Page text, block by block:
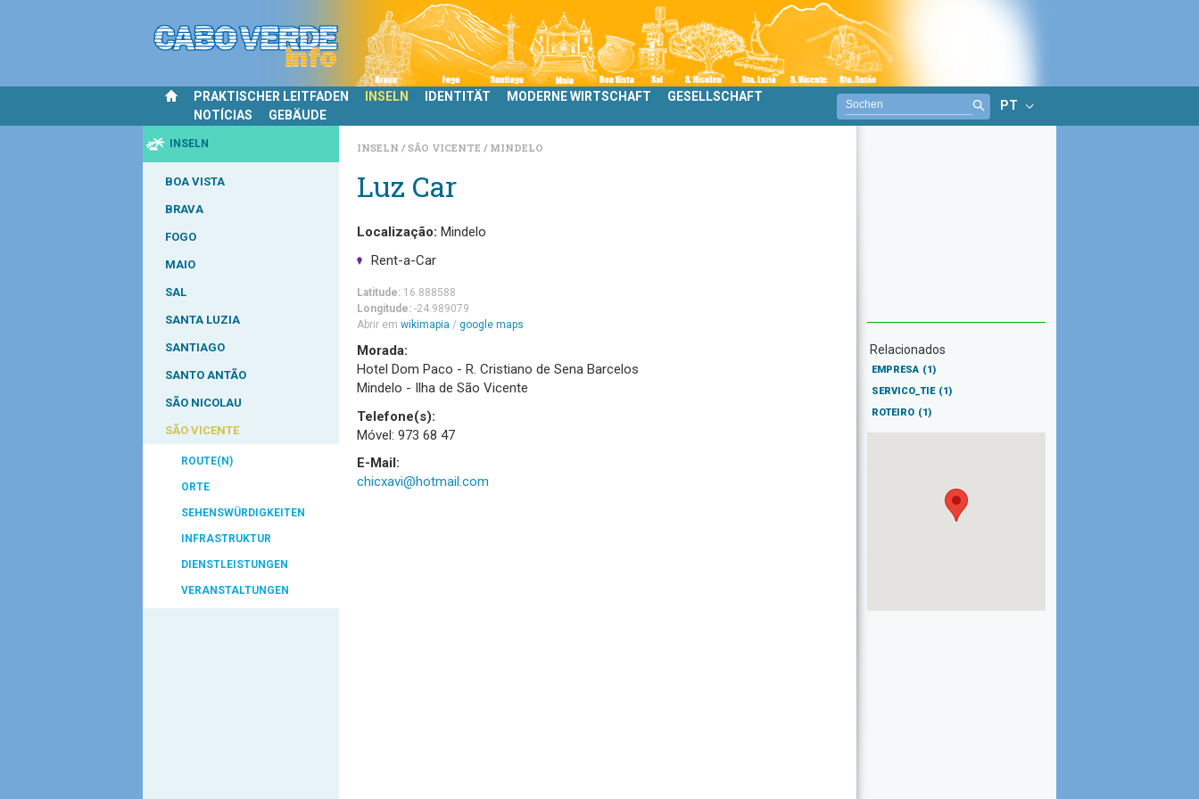
PRAKTISCHER LEITFADEN INSELN IDENTITÄT MODERNE WIRTSCHAFT
GESELLSCHAFT
NOTÍCIAS
GEBÄUDE
PT
INSELN
BOA VISTA
BRAVA
FOGO
MAIO
SAL
SANTA LUZIA
SANTIAGO
SANTO ANTÃO
SÃO NICOLAU
SÃO VICENTE
ROUTE(N)
ORTE
SEHENSWÜRDIGKEITEN
INFRASTRUKTUR
DIENSTLEISTUNGEN
VERANSTALTUNGEN
INSELN SÃO VICENTE MINDELO
Luz Car
Localização: Mindelo
Rent-a-Car
Latitude: 16.888588
Longitude: -24.989079
Abrir em wikimapia / google maps
Morada:
Hotel Dom Paco - R. Cristiano de Sena Barcelos
Mindelo - Ilha de São Vicente
Telefone(s):
Móvel: 973 68 47
E-Mail:
chicxavi@hotmail.com
Relacionados
EMPRESA (1)
SERVICO_TIE (1)
ROTEIRO (1)